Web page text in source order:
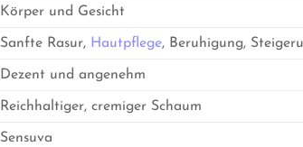
Körper und Gesicht
Sanfte Rasur, Hautpflege, Beruhigung,
Dezent und angenehm
Reichhaltiger, cremiger Schaum
Sensuva